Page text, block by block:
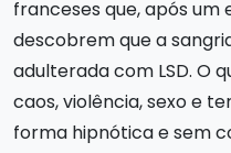
franceses que, após um
descobrem que a
adulterada com LSD. O
caos, violência, sexo e
forma hipnótica e sem